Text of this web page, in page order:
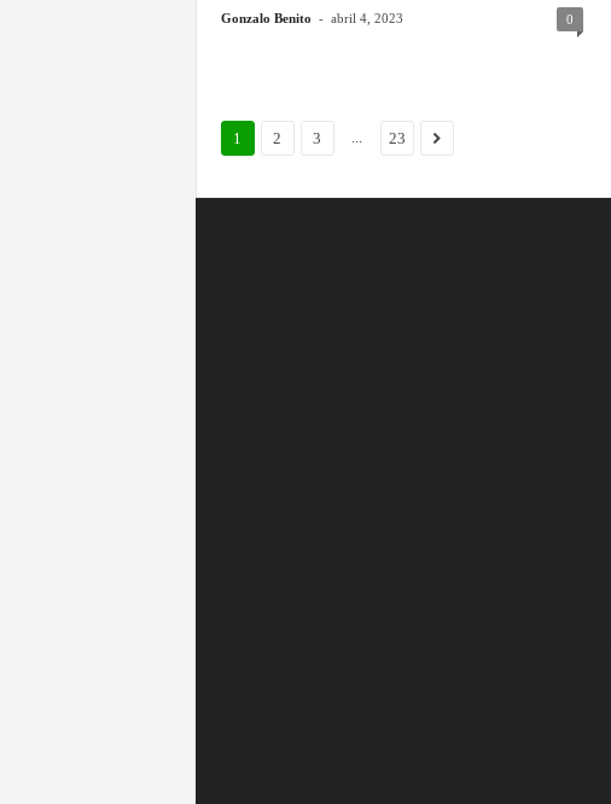
Gonzalo Benito - abril 4, 2023 0
1 2 3 ... 23